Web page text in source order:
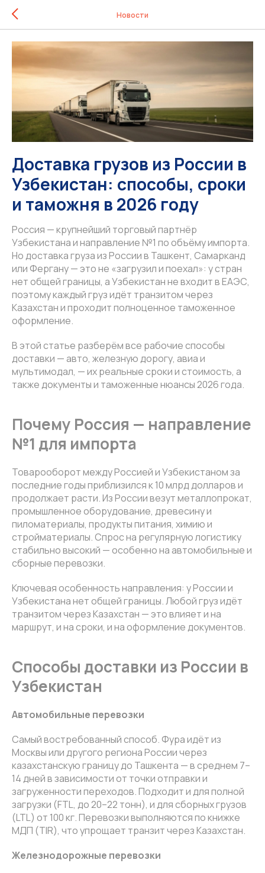
Новости
Доставка грузов из России в
Узбекистан: способы, сроки
и таможня в 2026 году
Россия — крупнейший торговый партнёр
Узбекистана и направление №1 по объёму импорта.
Но доставка груза из России в Ташкент, Самарканд
или Фергану — это не «загрузил и поехал»: у стран
нет общей границы, а Узбекистан не входит в ЕАЭС,
поэтому каждый груз идёт транзитом через
Казахстан и проходит полноценное таможенное
оформление.
В этой статье разберём все рабочие способы
доставки — авто, железную дорогу, авиа и
мультимодал, — их реальные сроки и стоимость, а
также документы и таможенные нюансы 2026 года.
Почему Россия — направление
№1 для импорта
Товарооборот между Россией и Узбекистаном за
последние годы приблизился к 10 млрд долларов и
продолжает расти. Из России везут металлопрокат,
промышленное оборудование, древесину и
пиломатериалы, продукты питания, химию и
стройматериалы. Спрос на регулярную логистику
стабильно высокий — особенно на автомобильные и
сборные перевозки.
Ключевая особенность направления: у России и
Узбекистана нет общей границы. Любой груз идёт
транзитом через Казахстан — это влияет и на
маршрут, и на сроки, и на оформление документов.
Способы доставки из России в
Узбекистан
Автомобильные перевозки
Самый востребованный способ. Фура идёт из
Москвы или другого региона России через
казахстанскую границу до Ташкента — в среднем 7–
14 дней в зависимости от точки отправки и
загруженности переходов. Подходит и для полной
загрузки (FTL, до 20–22 тонн), и для сборных грузов
(LTL) от 100 кг. Перевозки выполняются по книжке
МДП (TIR), что упрощает транзит через Казахстан.
Железнодорожные перевозки